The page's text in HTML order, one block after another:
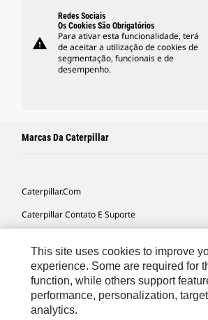
warning
Redes Sociais
Os Cookies São Obrigatórios
Para ativar esta funcionalidade, terá
de aceitar a utilização de cookies de
segmentação, funcionais e de
desempenho.
Marcas Da Caterpillar
Caterpillar.com
Caterpillar Contato E Suporte
Mapa Do Local
Cookie Settings
Legal
This site uses cookies to improve
experience. Some are required for
function, while others support
performance, personalization,
analytics.